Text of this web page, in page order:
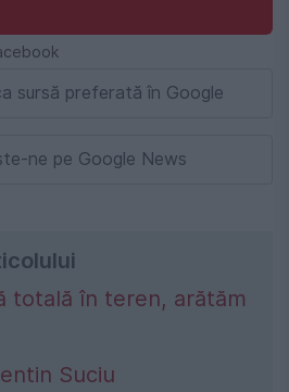
sursă preferată în Google
ne pe Google News
totală în teren, arătăm
Suciu